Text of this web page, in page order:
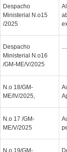
Despacho
Ministerial N.o15
/2025
Despacho
Ministerial N.o16
/GM-ME/V/2025
N.o 18/GM-
ME/IV/2025,
N.o 17 /GM-
ME/V/2025
N.o 19/GM-